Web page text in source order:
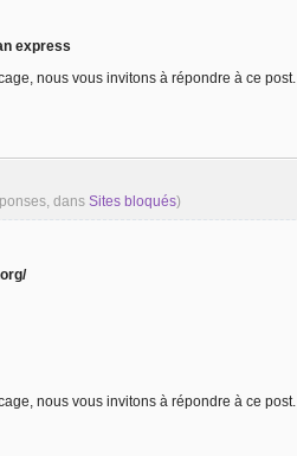
express
nous vous invitons à répondre à ce post.
dans Sites bloqués)
nous vous invitons à répondre à ce post.